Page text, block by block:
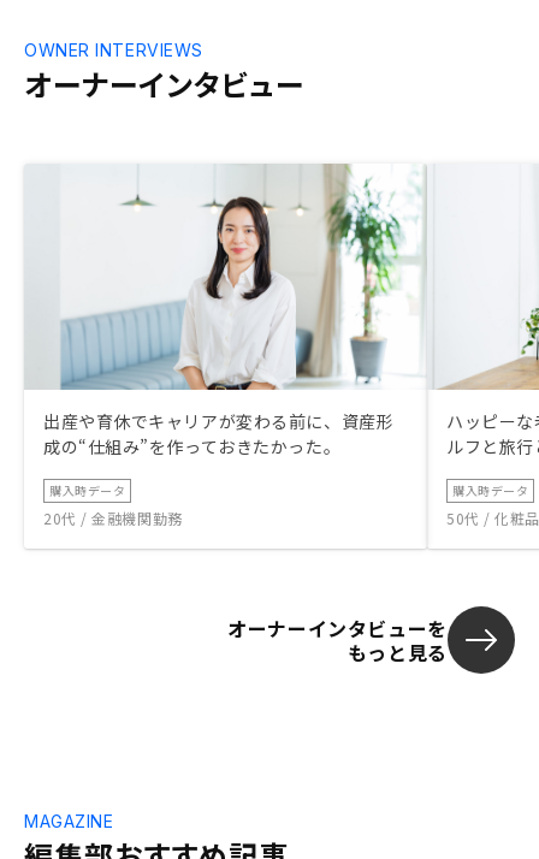
オーナーインタビュー
OWNER INTERVIEWS
出産や育休でキャリアが変わる前に、資産形
成の“仕組み”を作っておきたかった。
購入時データ
20代 / 金融機関勤務
ハッピー
ルフと旅
購入時データ
50代 / 化粧
オーナーインタビューを
もっと見る
MAGAZINE